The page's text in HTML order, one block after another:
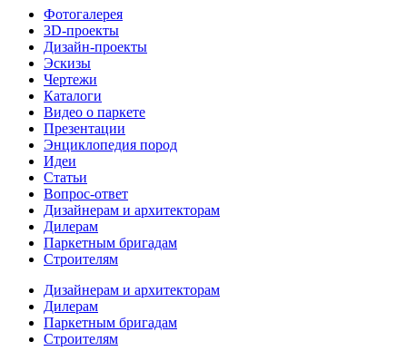
Фотогалерея
3D-проекты
Дизайн-проекты
Эскизы
Чертежи
Каталоги
Видео о паркете
Презентации
Энциклопедия пород
Идеи
Статьи
Вопрос-ответ
Дизайнерам и архитекторам
Дилерам
Паркетным бригадам
Строителям
Дизайнерам и архитекторам
Дилерам
Паркетным бригадам
Строителям